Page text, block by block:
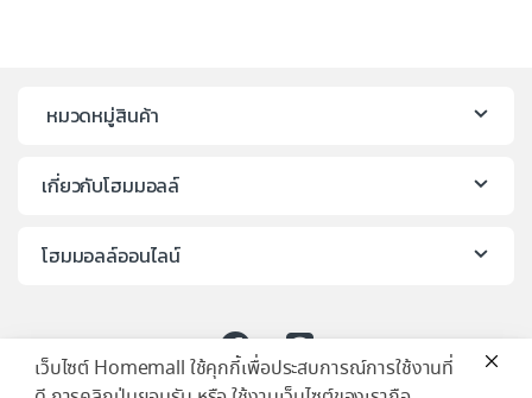
หมวดหมู่สินค้า
เกี่ยวกับโฮมมอลล์
โฮมมอลล์ออนไลน์
เว็บไซต์ Homemall ใช้คุกกี้เพื่อประสบการณ์การใช้งานที่